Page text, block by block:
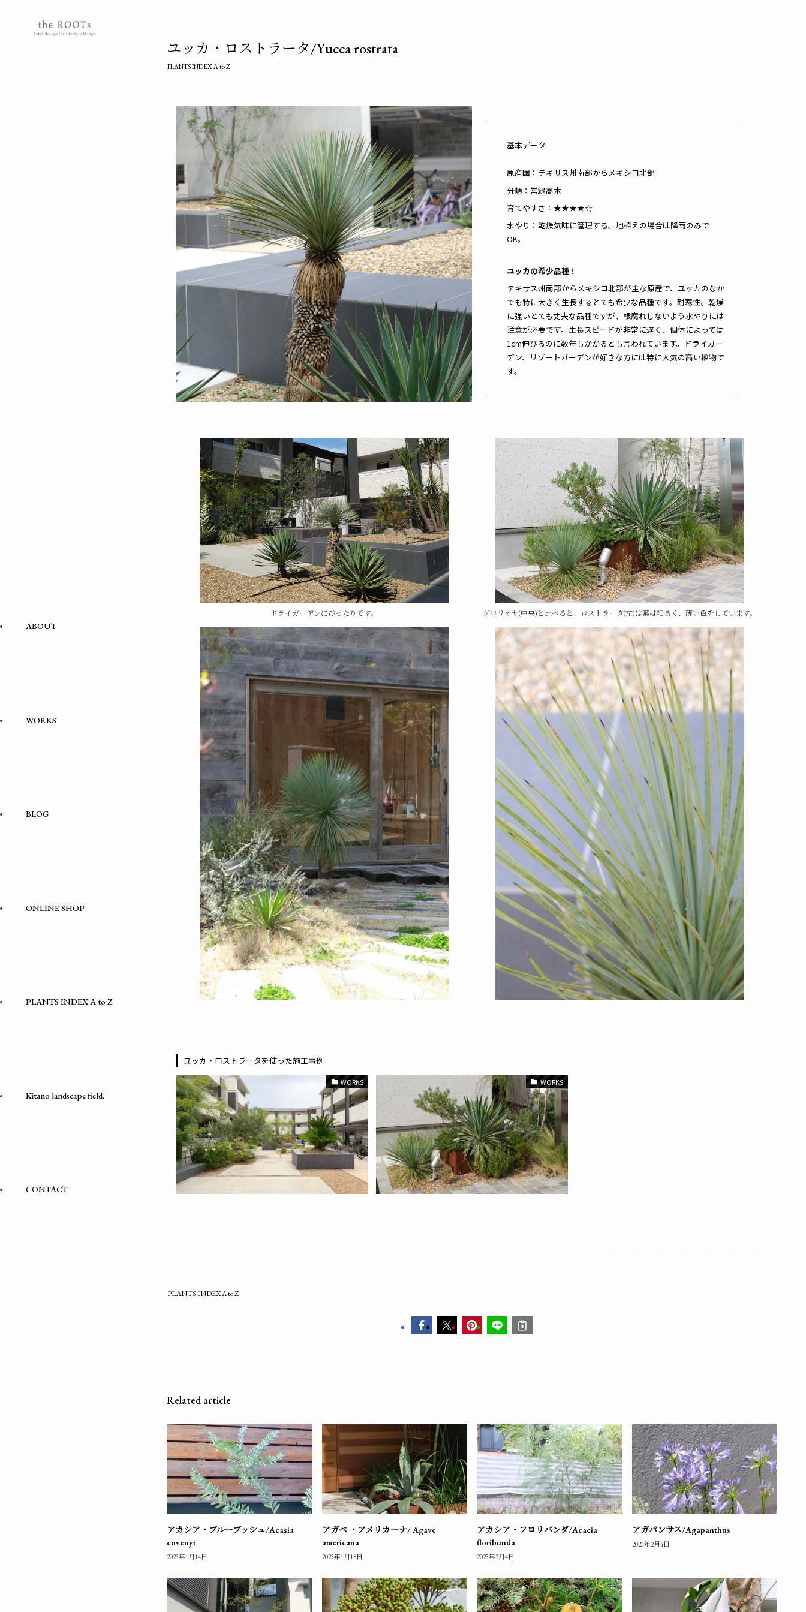
ABOUT
WORKS
BLOG
ONLINE SHOP
PLANTS INDEX A to Z
Kitano landscape field.
CONTACT
ユッカ・ロストラータ/Yucca rostrata
PLANTS INDEX A to Z
基本データ
原産国：テキサス州南部からメキシコ北部
分類：常緑高木
育てやすさ：★★★★☆
水やり：乾燥気味に管理する。地植えの場合は降雨のみで
OK。
ユッカの希少品種！
テキサス州南部からメキシコ北部が主な原産で、ユッカのなか
でも特に大きく生長するとても希少な品種です。耐寒性、乾燥
に強いとても丈夫な品種ですが、根腐れしないよう水やりには
注意が必要です。生長スピードが非常に遅く、個体によっては
1cm伸びるのに数年もかかるとも言われています。ドライガー
デン、リゾートガーデンが好きな方には特に人気の高い植物で
す。
ドライガーデンにぴったりです。 グロリオサ(中央)と比べると、ロストラータ(左)は葉は細長く、薄い色をしています。
ユッカ・ロストラータを使った施工事例
WORKS WORKS
PLANTS INDEX A to Z
Related article
アカシア・ブルーブッシュ/Acasia
covenyi
2023年1月14日
アガベ ・アメリカーナ/ Agave
americana
2023年1月18日
アカシア・フロリバンダ/Acacia
floribunda
2023年2月4日
アガパンサス/Agapanthus
2023年2月4日